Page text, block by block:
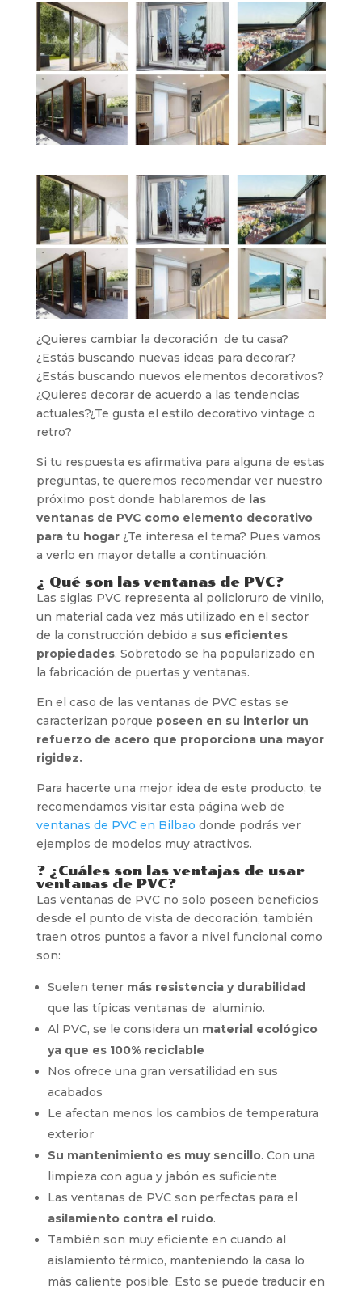
¿Quieres cambiar la decoración de tu casa?
¿Estás buscando nuevas ideas para decorar?
¿Estás buscando nuevos elementos decorativos?
¿Quieres decorar de acuerdo a las tendencias
actuales?¿Te gusta el estilo decorativo vintage o
retro?
Si tu respuesta es afirmativa para alguna de estas
preguntas, te queremos recomendar ver nuestro
próximo post donde hablaremos de las
ventanas de PVC como elemento decorativo
para tu hogar¿Te interesa el tema? Pues vamos
a verlo en mayor detalle a continuación.
¿ Qué son las ventanas de PVC?
Las siglas PVC representa al policloruro de vinilo,
un material cada vez más utilizado en el sector
de la construcción debido a sus eficientes
propiedades. Sobretodo se ha popularizado en
la fabricación de puertas y ventanas.
En el caso de las ventanas de PVC estas se
caracterizan porque poseen en su interior un
refuerzo de acero que proporciona una mayor
rigidez.
Para hacerte una mejor idea de este producto, te
recomendamos visitar esta página web de
ventanas de PVC en Bilbao donde podrás ver
ejemplos de modelos muy atractivos.
? ¿Cuáles son las ventajas de usar
ventanas de PVC?
Las ventanas de PVC no solo poseen beneficios
desde el punto de vista de decoración, también
traen otros puntos a favor a nivel funcional como
son:
Suelen tener más resistencia y durabilidad
que las típicas ventanas de aluminio.
Al PVC, se le considera un material ecológico
ya que es 100% reciclable
Nos ofrece una gran versatilidad en sus
acabados
Le afectan menos los cambios de temperatura
exterior
Su mantenimiento es muy sencillo. Con una
limpieza con agua y jabón es suficiente
Las ventanas de PVC son perfectas para el
asilamiento contra el ruido.
También son muy eficiente en cuando al
aislamiento térmico, manteniendo la casa lo
más caliente posible. Esto se puede traducir en